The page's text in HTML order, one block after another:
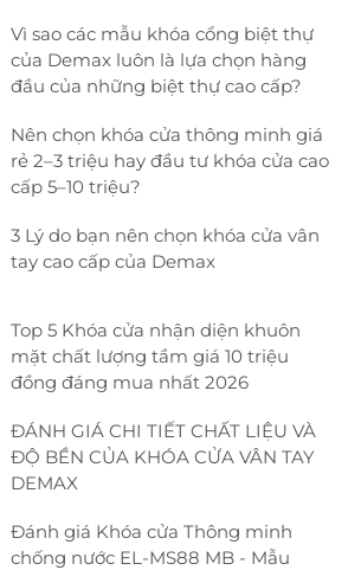
Vì sao các mẫu khóa cổng biệt thự
của Demax luôn là lựa chọn hàng
đầu của những biệt thự cao cấp?
Nên chọn khóa cửa thông minh giá
rẻ 2–3 triệu hay đầu tư khóa cửa cao
cấp 5–10 triệu?
3 Lý do bạn nên chọn khóa cửa vân
tay cao cấp của Demax
Top 5 Khóa cửa nhận diện khuôn
mặt chất lượng tầm giá 10 triệu
đồng đáng mua nhất 2026
ĐÁNH GIÁ CHI TIẾT CHẤT LIỆU VÀ
ĐỘ BỀN CỦA KHÓA CỬA VÂN TAY
DEMAX
Đánh giá Khóa cửa Thông minh
chống nước EL-MS88 MB - Mẫu